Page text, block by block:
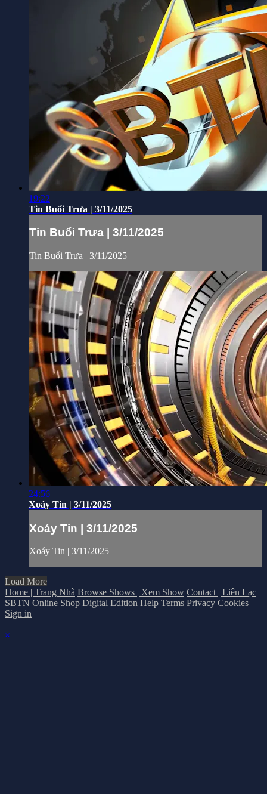
19:22
Tin Buổi Trưa | 3/11/2025
Tin Buổi Trưa | 3/11/2025
Tin Buổi Trưa | 3/11/2025
24:56
Xoáy Tin | 3/11/2025
Xoáy Tin | 3/11/2025
Xoáy Tin | 3/11/2025
Load More
Home | Trang Nhà Browse Shows | Xem Show Contact | Liên Lạc
SBTN Online Shop Digital Edition Help Terms Privacy Cookies
Sign in
×